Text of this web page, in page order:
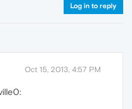
Log in to reply
Oct 15, 2013, 4:57 PM